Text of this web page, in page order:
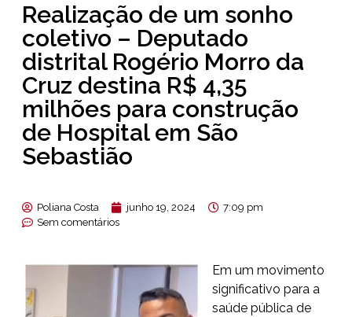
Realização de um sonho
coletivo – Deputado
distrital Rogério Morro da
Cruz destina R$ 4,35
milhões para construção
de Hospital em São
Sebastião
Poliana Costa junho 19, 2024
7:09 pm
Sem comentários
Em um movimento
significativo para a
saúde pública de